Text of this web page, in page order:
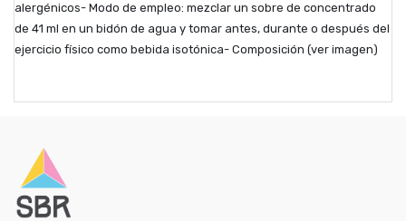
alergénicos- Modo de empleo: mezclar un sobre de concentrado
de 41 ml en un bidón de agua y tomar antes, durante o después del
ejercicio físico como bebida isotónica- Composición (ver imagen)